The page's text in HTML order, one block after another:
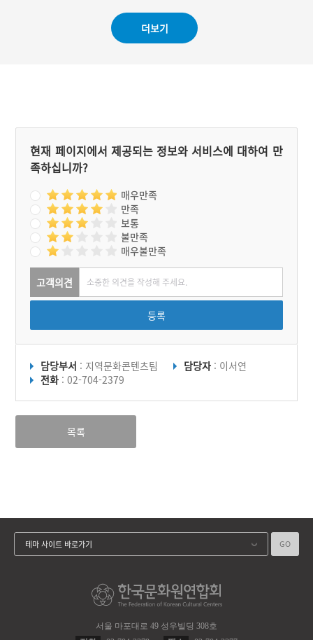
더보기
현재 페이지에서 제공되는 정보와 서비스에 대하여 만
족하십니까?
매우만족
만족
보통
불만족
매우불만족
고객의견
등록
담당부서 : 지역문화콘텐츠팀 담당자 : 이서연
전화 : 02-704-2379
목록
서울 마포대로 49 성우빌딩 308호
테마 사이트 바로가기 GO